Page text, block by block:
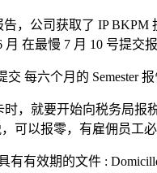
，公司获取了 IP
在最慢 7 月 10 号提交
交 每六个月的 Semester
，就要开始向税务局报
可以报零，有雇佣员工
有有效期的文件 :